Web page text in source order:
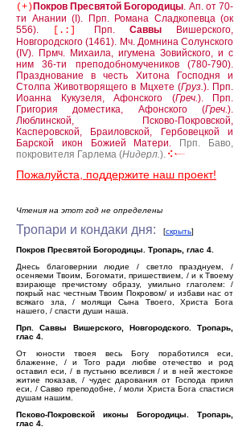
(+) Покров Пресвятой Богородицы. Ап. от 70-
ти Анании (I).
Прп. Романа Сладкопевца (ок
556).
[.:] Прп. Саввы
Вишерского,
Новгородского (1461). Мч. Домнина Солунского
(IV). Прмч. Михаила, игумена Зовийского, и с
ним 36-ти преподобномучеников (780-790).
Празднование в честь Хитона Господня и
Столпа Животворящего в Мцхете (Груз.). Прп.
Иоанна Кукузеля, Афонского (Греч.).
Прп.
Григория доместика, Афонского (Греч.).
Люблинской, Псково-Покровской,
Касперовской, Браиловской, Гербовецкой и
Барской икон Божией Матери.
Прп. Баво,
покровителя Гарлема (Нидерл.).
Пожалуйста, поддержите наш проект!
Чтения на этот год не определены
Тропари и кондаки дня: [скрыть]
Покров Пресвятой Богородицы. Тропарь, глас 4.
Днесь благовернии людие / светло празднуем, /
осеняеми Твоим, Богомати, пришествием, / и к Твоему
взирающе пречистому образу, умильно глаголем: /
покрый нас честным Твоим Покровом/ и избави нас от
всякаго зла, / молящи Сына Твоего, Христа Бога
нашего, / спасти души наша.
Прп. Саввы Вишерского, Новгородского. Тропарь,
глас 4.
От юности твоея весь Богу поработился еси,
блаженне, / и Того ради любве отечество и род
оставил еси, / в пустыню вселився / и в ней жестокое
житие показав, / чудес дарования от Господа приял
еси, / Савво преподобне, / моли Христа Бога спастися
душам нашим.
Псково-Покровской иконы Богородицы. Тропарь,
глас 4.